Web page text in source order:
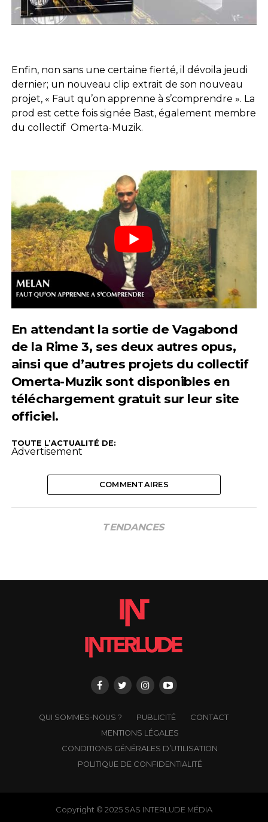
Enfin, non sans une certaine fierté, il dévoila jeudi
dernier; un nouveau clip extrait de son nouveau
projet, « Faut qu’on apprenne à s’comprendre ». La
prod est cette fois signée Bast, également membre
du collectif Omerta-Muzik.
En attendant la sortie de Vagabond
de la Rime 3, ses deux autres opus,
ainsi que d’autres projets du collectif
Omerta-Muzik sont disponibles en
téléchargement gratuit sur leur site
officiel.
TOUTE L’ACTUALITÉ DE:
Advertisement
COMMENTAIRES
TENDANCES
QUI SOMMES-NOUS ? PUBLICITÉ
CONTACT
MENTIONS LÉGALES
CONDITIONS GÉNÉRALES D’UTILISATION
POLITIQUE DE CONFIDENTIALITÉ
Copyright © 2025 SAS INTERLUDE MÉDIA